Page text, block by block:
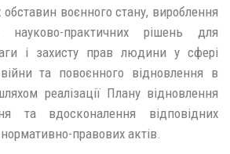
воєнного стану, вироблення
науково-практичних рішень для
і захисту прав людини у сфері
та повоєнного відновлення в
реалізації Плану відновлення
та вдосконалення відповідних
нормативно-правових актів.